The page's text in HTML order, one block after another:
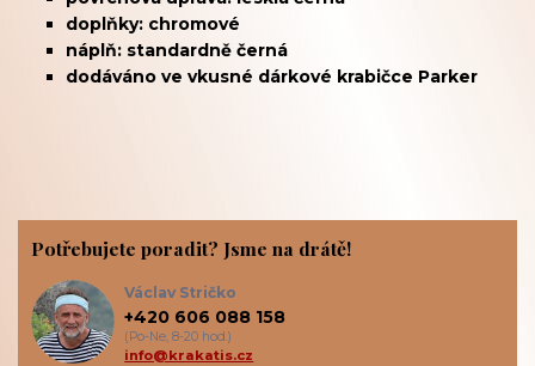
doplňky: chromové
náplň: standardně černá
dodáváno ve vkusné dárkové krabičce Parker
Potřebujete poradit? Jsme na drátě!
Václav Stričko
+420 606 088 158
(Po-Ne, 8-20 hod.)
info@krakatis.cz